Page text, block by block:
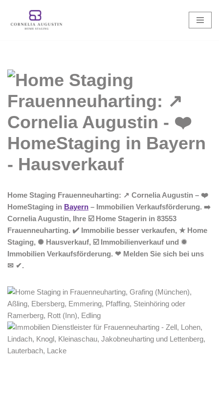
Zum
Home Staging Frauenneuharting: ↗️ Cornelia Augustin – ❤️
HomeStaging in Bayern – Immobilien Verkaufsförderung. ➡️
Cornelia Augustin, Ihre ☑️ Home Stagerin in 83553
Frauenneuharting. ✔️ Immobilie besser verkaufen, ★ Home
Staging, ✺ Hausverkauf, ☑️ Immobilienverkauf und ✹
Immobilien Verkaufsförderung. ❤ Melden Sie sich bei uns
✉ ✔.